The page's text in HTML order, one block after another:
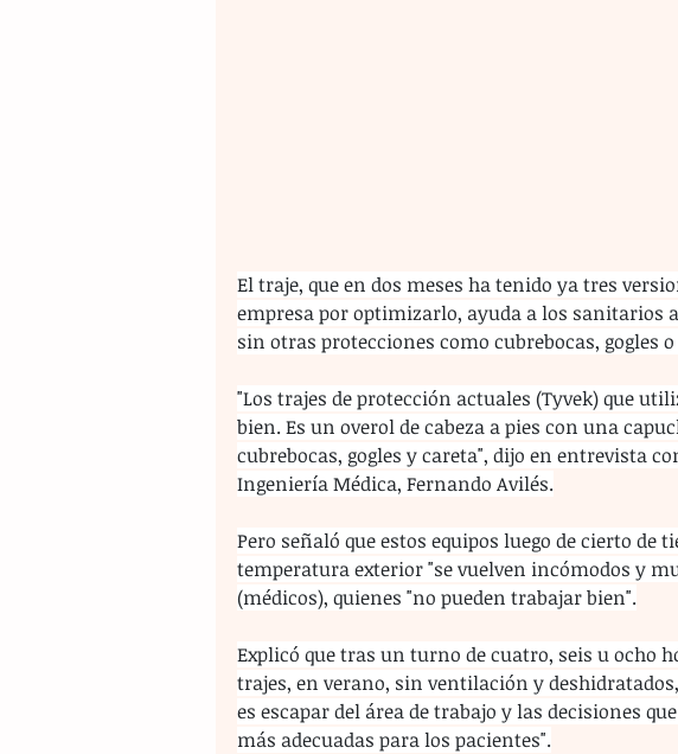
El traje, que en dos meses ha tenido ya tres
empresa por optimizarlo, ayuda a los sanitarios
sin otras protecciones como cubrebocas, gogles
"Los trajes de protección actuales (Tyvek) que
bien. Es un overol de cabeza a pies con una
cubrebocas, gogles y careta", dijo en entrevista
Ingeniería Médica, Fernando Avilés.
Pero señaló que estos equipos luego de cierto de
temperatura exterior "se vuelven incómodos y
(médicos), quienes "no pueden trabajar bien".
Explicó que tras un turno de cuatro, seis u ocho
trajes, en verano, sin ventilación y
es escapar del área de trabajo y las decisiones
más adecuadas para los pacientes".